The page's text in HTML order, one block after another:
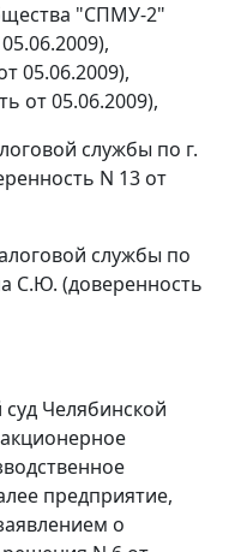
"СПМУ-2"
05.06.2009),
от 05.06.2009),
службы по г.
N 13 от
службы по
С.Ю. (доверенность
Челябинской
предприятие,
о